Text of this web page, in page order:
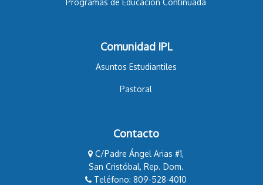
Programas de Educación Continuada
Comunidad IPL
Asuntos Estudiantiles
Pastoral
Contacto
C/Padre Ángel Arias #1,
San Cristóbal, Rep. Dom.
Teléfono: 809-528-4010